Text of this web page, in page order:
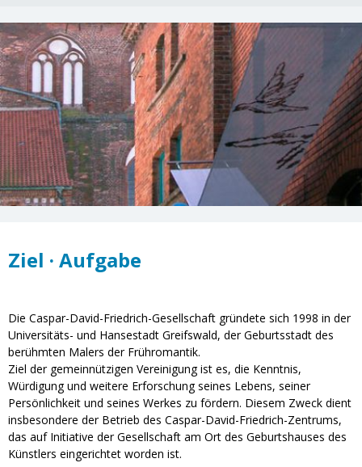
Ziel · Aufgabe
Die Caspar-David-Friedrich-Gesellschaft gründete sich 1998 in der
Universitäts- und Hansestadt Greifswald, der Geburtsstadt des
berühmten Malers der Frühromantik.
Ziel der gemeinnützigen Vereinigung ist es, die Kenntnis,
Würdigung und weitere Erforschung seines Lebens, seiner
Persönlichkeit und seines Werkes zu fördern. Diesem Zweck dient
insbesondere der Betrieb des Caspar-David-Friedrich-Zentrums,
das auf Initiative der Gesellschaft am Ort des Geburtshauses des
Künstlers eingerichtet worden ist.